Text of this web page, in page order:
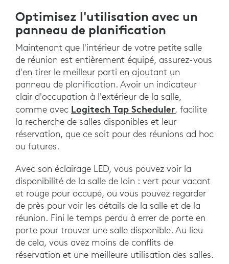
Optimisez l'utilisation avec un
panneau de planification
Maintenant que l'intérieur de votre petite salle
de réunion est entièrement équipé, assurez-vous
d'en tirer le meilleur parti en ajoutant un
panneau de planification. Avoir un indicateur
clair d'occupation à l'extérieur de la salle,
comme avec Logitech Tap Scheduler, facilite
la recherche de salles disponibles et leur
réservation, que ce soit pour des réunions ad hoc
ou futures.
Avec son éclairage LED, vous pouvez voir la
disponibilité de la salle de loin : vert pour vacant
et rouge pour occupé, ou vous pouvez regarder
de près pour voir les détails de la salle et de la
réunion. Fini le temps perdu à errer de porte en
porte pour trouver une salle disponible. Au lieu
de cela, vous avez moins de conflits de
réservation et une meilleure utilisation des salles.